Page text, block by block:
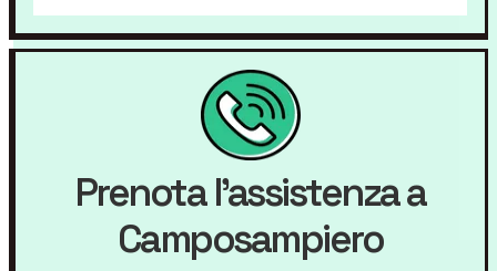
Prenota l'assistenza a
Camposampiero